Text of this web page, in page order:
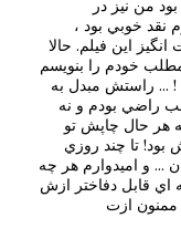
من نيز در
نقد خوبي بود ،
اين فيلم. حالا
خودم را بنويسم
! ... راستش مبدل به
راضي بودم و نه
هر حال چاپش تو
بود! تا چند روزي
... و اميدوارم هر چه
اي قابل دفاختر ازش
ممنون ازت